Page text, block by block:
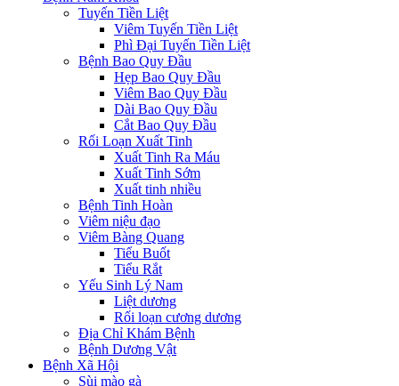
Tuyến Tiền Liệt
Viêm Tuyến Tiền Liệt
Phì Đại Tuyến Tiền Liệt
Bệnh Bao Quy Đầu
Hẹp Bao Quy Đầu
Viêm Bao Quy Đầu
Dài Bao Quy Đầu
Cắt Bao Quy Đầu
Rối Loạn Xuất Tinh
Xuất Tinh Ra Máu
Xuất Tinh Sớm
Xuất tinh nhiều
Bệnh Tinh Hoàn
Viêm niệu đạo
Viêm Bàng Quang
Tiểu Buốt
Tiểu Rắt
Yếu Sinh Lý Nam
Liệt dương
Rối loạn cương dương
Địa Chỉ Khám Bệnh
Bệnh Dương Vật
Bệnh Xã Hội
Sùi mào gà